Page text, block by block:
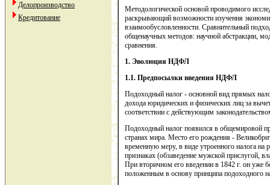
Делопроизводство
Кредитование
Методологической основой проводимого
раскрывающий возможности изучения
взаимообусловленности. Сравнительный
общенаучных методов: научной абстракции,
сравнения.
1. Эволюция НДФЛ
1.1. Предпосылки введения НДФЛ
Подоходный налог - основной вид прямых
дохода юридических и физических лиц за
соответствии с действующим
Подоходный налог появился в общемировой
странах мира. Место его рождения -
временную меру, в виде утроенного налога на
признаках (обзаведение мужской прислугой,
При вторичном его введении в 1842 г. он уже
положенным в основу принципа подоходного